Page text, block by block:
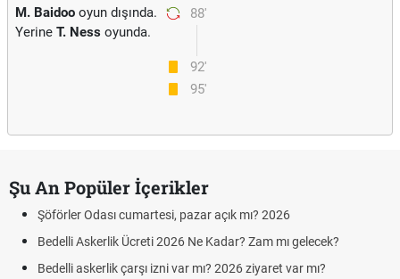
88'
M. Baidoo oyun dışında.
Yerine T. Ness oyunda.
92'
95'
Şu An Popüler İçerikler
Şöförler Odası cumartesi, pazar açık mı? 2026
Bedelli Askerlik Ücreti 2026 Ne Kadar? Zam mı gelecek?
Bedelli askerlik çarşı izni var mı? 2026 ziyaret var mı?